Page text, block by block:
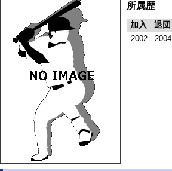
所属歴
加入 退団
2002 2004